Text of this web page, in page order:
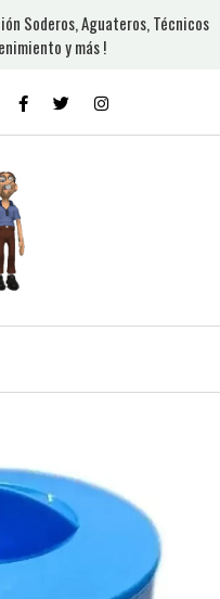
Soderos, Aguateros, Técnicos
y más !